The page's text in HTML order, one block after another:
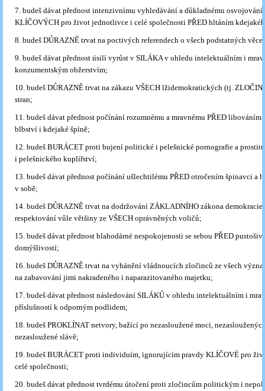
7. budeš dávat přednost intenzivnímu vyhledávání a důkladnému osvojování
KLÍČOVÝCH pro život jednotlivce i celé společnosti PŘED hltáním
8. budeš DŮRAZNĚ trvat na poctivých referendech o všech podstatných
9. budeš dávat přednost úsilí vyrůst v SILÁKA v ohledu intelektuálním i
konzumentským obžerstvím;
10. budeš DŮRAZNĚ trvat na zákazu VŠECH lžidemokratických (tj.
stran;
11. budeš dávat přednost počínání rozumnému a mravnému PŘED libováním
blbství i kdejaké špíně;
12. budeš BURÁCET proti bujení politické i pelešnické pornografie a
i pelešnického kuplířství;
13. budeš dávat přednost počínání ušlechtilému PŘED otročením špinavci a
v sobě;
14. budeš DŮRAZNĚ trvat na dodržování ZÁKLADNÍHO zákona
respektování vůle většiny ze VŠECH oprávněných voličů;
15. budeš dávat přednost blahodárné nespokojenosti se sebou PŘED
domýšlivostí;
16. budeš DŮRAZNĚ trvat na vyhánění vládnoucích zločinců ze všech
na zabavování jimi nakradeného i naparazitovaného majetku;
17. budeš dávat přednost následování SILÁKŮ v ohledu intelektuálním i
příslušností k odporným podlidem;
18. budeš PROKLÍNAT netvory, bažící po nezasloužené moci,
nezasloužené slávě;
19. budeš BURÁCET proti individuím, ignorujícím pravdy KLÍČOVÉ pro
celé společnosti;
20. budeš dávat přednost tvrdému útočení proti zločincům politickým i